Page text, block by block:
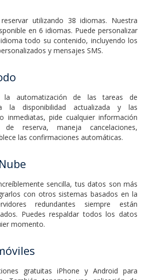
utilizando 38 idiomas. Nuestra
en 6 idiomas. Puede personalizar
todo su contenido, incluyendo los
y mensajes SMS.
automatización de las tareas de
la disponibilidad actualizada y las
inmediatas, pide cualquier información
reserva, maneja cancelaciones,
las confirmaciones automáticas.
sencilla, tus datos son más
con otros sistemas basados en la
redundantes siempre están
Puedes respaldar todos los datos
momento.
gratuitas iPhone y Android para
También tenemos una aplicación de
clientes de manera que puedas hacer